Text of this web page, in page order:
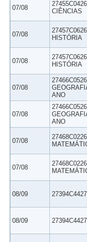
07/08
CIÊNCIAS
07/08
HISTÓRIA
07/08
HISTÓRIA
07/08
ANO
07/08
ANO
07/08
07/08
08/09
08/09